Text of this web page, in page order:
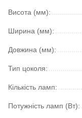
Висота (мм):
Ширина (мм):
Довжина (мм):
Тип цоколя:
Кількість ламп:
Потужність ламп (Вт):